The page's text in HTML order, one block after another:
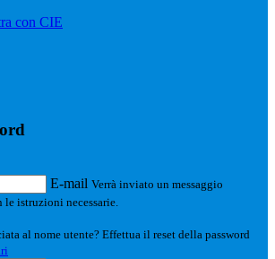
con CIE
E-mail Verrà inviato un messaggio
istruzioni necessarie.
al nome utente? Effettua il reset della password